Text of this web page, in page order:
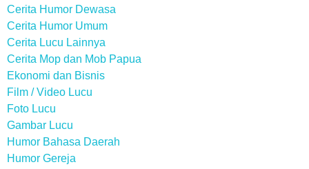
Cerita Humor Dewasa
Cerita Humor Umum
Cerita Lucu Lainnya
Cerita Mop dan Mob Papua
Ekonomi dan Bisnis
Film / Video Lucu
Foto Lucu
Gambar Lucu
Humor Bahasa Daerah
Humor Gereja